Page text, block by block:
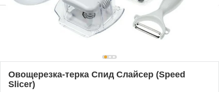
Овощерезка-терка Спид Слайсер (Speed
Slicer)